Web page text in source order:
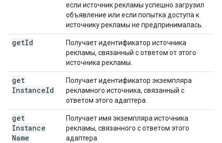
если источник рекламы успешно загрузил
объявление или если попытка доступа к
источнику рекламы не предпринималась.
getId
Получает идентификатор источника
рекламы, связанный с ответом от этого
источника рекламы.
get
InstanceId
Получает идентификатор экземпляра
рекламного источника, связанный с
ответом этого адаптера.
get
Instance
Name
Получает имя экземпляра источника
рекламы, связанного с ответом этого
адаптера.